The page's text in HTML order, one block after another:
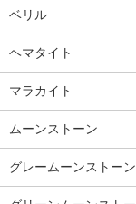
ベリル
ヘマタイト
マラカイト
ムーンストーン
グレームーンストーン